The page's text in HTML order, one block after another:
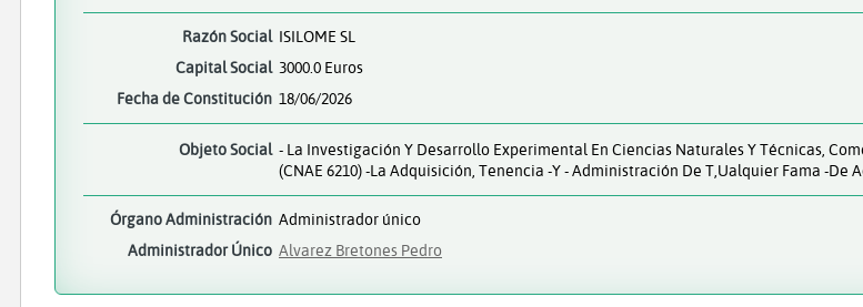
Razón Social ISILOME SL
Capital Social 3000.0 Euros
Fecha de Constitución 18/06/2026
Objeto Social - La Investigación Y Desarrollo Experimental En Ciencias Naturales Y Técnicas,
(CNAE 6210) -La Adquisición, Tenencia -y - Administración De T,ualquier Fama -de
Órgano Administración Administrador único
Administrador Único Alvarez Bretones Pedro